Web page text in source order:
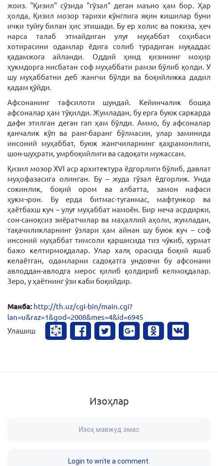
жоиз. "Қизил" сўзида "гўзал" деган маъно ҳам бор. Ҳар
ҳолда, Қизил мозор тарихи кўнглига яқин кишилар буни
ички туйғу билан ҳис этишади. Бу ер холис ва покиза, ҳеч
нарса талаб этмайдиган улуғ муҳаббат соҳибаси
хотирасини одамлар ёдига солиб турадиган муқаддас
қадамжога айланди. Оддий ҳинд қизининг моҳир
ҳукмдорга нисбатан соф муҳаббати рамзи бўлиб қолди. У
шу муҳаббатни деб жангчи бўлди ва боқийликка дадил
қадам қўйди.
Афсонанинг тафсилоти шундай. Кейинчалик бошқа
афсоналар ҳам тўқилди. Жумладан, бу ерга буюк саркарда
дафн этилган деган гап ҳам бўлди. Аммо, бу афсоналар
қанчалик кўп ва ранг-баранг бўлмасин, улар заминида
инсоний муҳаббат, буюк жангчиларнинг қаҳрамонлиги,
шон-шуҳрати, умрбоқийлиги ва садоқати мужассам.
Қизил мозор XVI аср архитектура ёдгорлиги бўлиб, давлат
муҳофазасига олинган. Бу – жуда гўзал ёдгорлик. Унда
сокинлик, боқий ором ва албатта, замон нафаси
ҳукм¬рон. Бу ерда битмас-туганмас, мафтункор ва
ҳаётбахш куч – улуғ муҳаббат намоён. Бир неча асрдирки,
сон-саноқсиз зиёратчилар ва маҳаллий аҳоли, жумладан,
тақачиликларнинг ўзлари ҳам айнан шу буюк куч – соф
инсоний муҳаббат тимсоли қаршисида тиз чўкиб, ҳурмат
бажо келтирмоқдалар. Улар халқ орасида боқий яшаб
келаётган, одамларни садоқатга ундовчи бу афсонани
авлоддан-авлодга мерос қилиб қолдириб келмоқдалар.
Зеро, у ҳаётнинг ўзи каби боқийдир.
Манба: http://th.uz/cgi-bin/main.cgi?
lan=u&raz=1&god=2008&mes=4&id=6945
Улашиш
Изоҳлар
Изоҳ мавжуд эмас
Login to write a comment.